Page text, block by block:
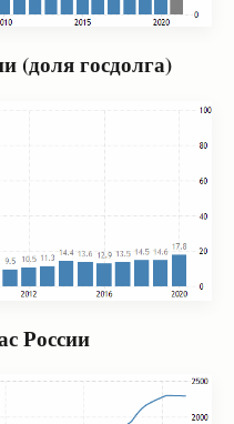
(доля госдолга)
России